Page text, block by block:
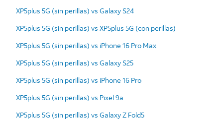
XP5plus 5G (sin perillas) vs Galaxy S24
XP5plus 5G (sin perillas) vs XP5plus 5G (con perillas)
XP5plus 5G (sin perillas) vs iPhone 16 Pro Max
XP5plus 5G (sin perillas) vs Galaxy S25
XP5plus 5G (sin perillas) vs iPhone 16 Pro
XP5plus 5G (sin perillas) vs Pixel 9a
XP5plus 5G (sin perillas) vs Galaxy Z Fold5